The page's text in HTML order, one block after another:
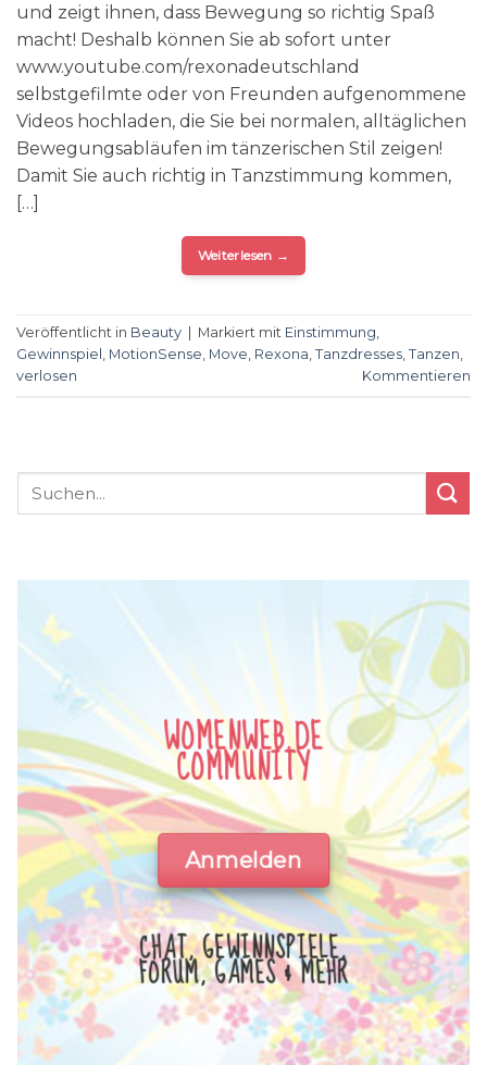
und zeigt ihnen, dass Bewegung so richtig Spaß
macht! Deshalb können Sie ab sofort unter
www.youtube.com/rexonadeutschland
selbstgefilmte oder von Freunden aufgenommene
Videos hochladen, die Sie bei normalen, alltäglichen
Bewegungsabläufen im tänzerischen Stil zeigen!
Damit Sie auch richtig in Tanzstimmung kommen,
[…]
Weiterlesen →
Veröffentlicht in Beauty Markiert mit Einstimmung
Gewinnspiel
MotionSense Move Rexona Tanzdresses Tanzen
verlosen
Kommentieren
WOMENWEB.DE
COMMUNITY
Anmelden
CHAT, GEWINNSPIELE,
FORUM, GAMES & MEHR